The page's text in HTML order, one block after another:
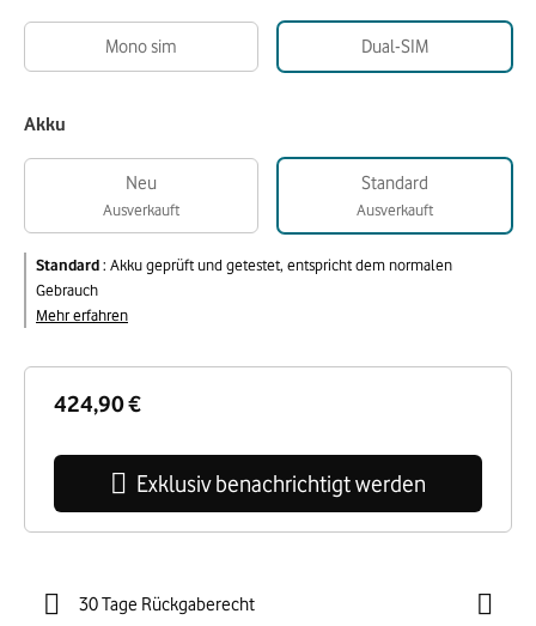
424,90 €
Exklusiv benachrichtigt werden
Mono sim Dual-SIM
Akku
Neu
Ausverkauft
Standard
Ausverkauft
Standard: Akku geprüft und getestet, entspricht dem normalen
Gebrauch
Mehr erfahren
30 Tage Rückgaberecht